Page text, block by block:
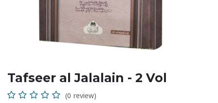
Tafseer al Jalalain - 2 Vol
(0 review)